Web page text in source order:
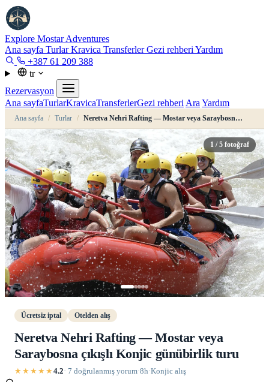
Explore MostarAdventures
Ana sayfa TurlarKravica TransferlerGezi rehberi Yardım
+387 61 209 388
tr
Rezervasyon
Ana sayfaTurlarKravicaTransferlerGezi rehberi Ara Yardım
Ana sayfa / Turlar / Neretva Nehri Rafting — Mostar veya Saraybosna çıkışlı Konjic günübirlik turu
1 / 5 fotoğraf
Ücretsiz iptal Otelden alış
Neretva Nehri Rafting — Mostar veya
Saraybosna çıkışlı Konjic günübirlik turu
★★★★★4.2· 7 doğrulanmış yorum·8h·Konjic alış